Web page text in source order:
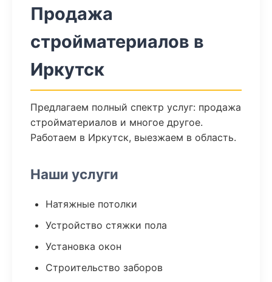
Продажа
стройматериалов в
Иркутск
Предлагаем полный спектр услуг: продажа
стройматериалов и многое другое.
Работаем в Иркутск, выезжаем в область.
Наши услуги
Натяжные потолки
Устройство стяжки пола
Установка окон
Строительство заборов